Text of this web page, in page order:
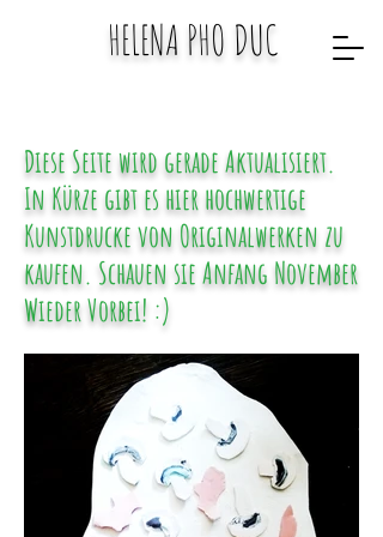
HELENA PHO DUC
Diese Seite wird gerade Aktualisiert.
In Kürze gibt es hier hochwertige
Kunstdrucke von Originalwerken zu
kaufen. Schauen sie Anfang November
Wieder Vorbei! :)